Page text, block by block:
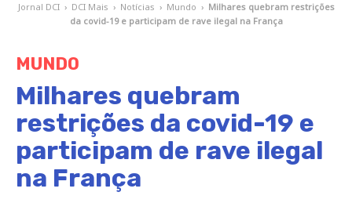
Jornal DCI › DCI Mais › Notícias › Mundo › Milhares quebram restrições
da covid-19 e participam de rave ilegal na França
MUNDO
Milhares quebram
restrições da covid-19 e
participam de rave ilegal
na França